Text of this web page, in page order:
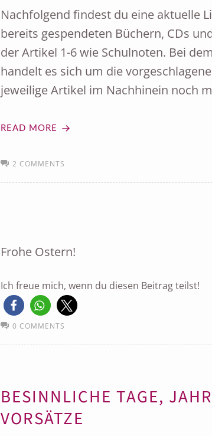
Nachfolgend findest du eine aktuelle
bereits gespendeten Büchern, CDs
der Artikel 1-6 wie Schulnoten. Bei
handelt es sich um die
jeweilige Artikel im Nachhinein noch
READ MORE
2 COMMENTS
Frohe Ostern!
Ich freue mich, wenn du diesen Beitrag teilst!
0 COMMENTS
BESINNLICHE TAGE,
VORSÄTZE